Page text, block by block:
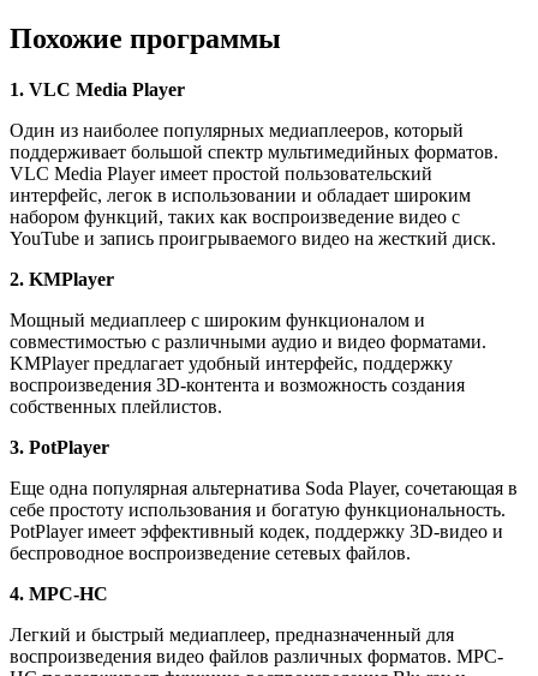
Похожие программы
1. VLC Media Player
Один из наиболее популярных медиаплееров, который
поддерживает большой спектр мультимедийных форматов.
VLC Media Player имеет простой пользовательский
интерфейс, легок в использовании и обладает широким
набором функций, таких как воспроизведение видео с
YouTube и запись проигрываемого видео на жесткий диск.
2. KMPlayer
Мощный медиаплеер с широким функционалом и
совместимостью с различными аудио и видео форматами.
KMPlayer предлагает удобный интерфейс, поддержку
воспроизведения 3D-контента и возможность создания
собственных плейлистов.
3. PotPlayer
Еще одна популярная альтернатива Soda Player, сочетающая в
себе простоту использования и богатую функциональность.
PotPlayer имеет эффективный кодек, поддержку 3D-видео и
беспроводное воспроизведение сетевых файлов.
4. MPC-HC
Легкий и быстрый медиаплеер, предназначенный для
воспроизведения видео файлов различных форматов. MPC-